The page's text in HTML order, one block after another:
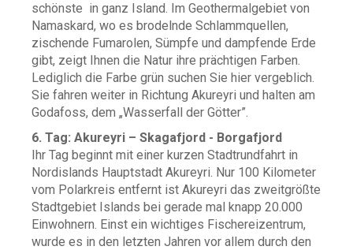
schönste in ganz Island. Im Geothermalgebiet von
Namaskard, wo es brodelnde Schlammquellen,
zischende Fumarolen, Sümpfe und dampfende Erde
gibt, zeigt Ihnen die Natur ihre prächtigen Farben.
Lediglich die Farbe grün suchen Sie hier vergeblich.
Sie fahren weiter in Richtung Akureyri und halten am
Godafoss, dem „Wasserfall der Götter”.
6. Tag: Akureyri – Skagafjord - Borgafjord
Ihr Tag beginnt mit einer kurzen Stadtrundfahrt in
Nordislands Hauptstadt Akureyri. Nur 100 Kilometer
vom Polarkreis entfernt ist Akureyri das zweitgrößte
Stadtgebiet Islands bei gerade mal knapp 20.000
Einwohnern. Einst ein wichtiges Fischereizentrum,
wurde es in den letzten Jahren vor allem durch den